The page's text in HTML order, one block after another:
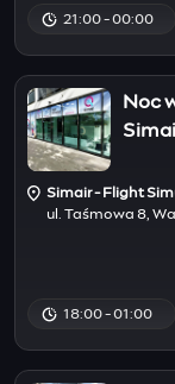
21:00 - 00:00
Noc
Simair - Flight
ul. Taśmowa 8,
18:00 - 01:00